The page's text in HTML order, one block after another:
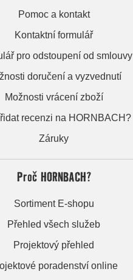
Pomoc a kontakt
Kontaktní formulář
pro odstoupení od smlouvy
doručení a vyzvednutí
Možnosti vrácení zboží
recenzi na HORNBACH?
Záruky
Proč HORNBACH?
Sortiment E-shopu
Přehled všech služeb
Projektový přehled
poradenství online